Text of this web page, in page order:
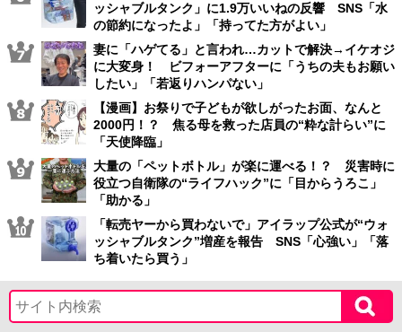
ッシャブルタンク」に1.9万いいねの反響 SNS「水
の節約になったよ」「持ってた方がよい」
妻に「ハゲてる」と言われ…カットで解決→イケオジ
に大変身！ ビフォーアフターに「うちの夫もお願い
したい」「若返りハンパない」
【漫画】お祭りで子どもが欲しがったお面、なんと
2000円！？ 焦る母を救った店員の“粋な計らい”に
「天使降臨」
大量の「ペットボトル」が楽に運べる！？ 災害時に
役立つ自衛隊の“ライフハック”に「目からうろこ」
「助かる」
「転売ヤーから買わないで」アイラップ公式が“ウォ
ッシャブルタンク”増産を報告 SNS「心強い」「落
ち着いたら買う」